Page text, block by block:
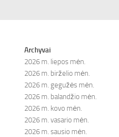
Archyvai
2026 m. liepos mėn.
2026 m. birželio mėn.
2026 m. gegužės mėn.
2026 m. balandžio mėn.
2026 m. kovo mėn.
2026 m. vasario mėn.
2026 m. sausio mėn.